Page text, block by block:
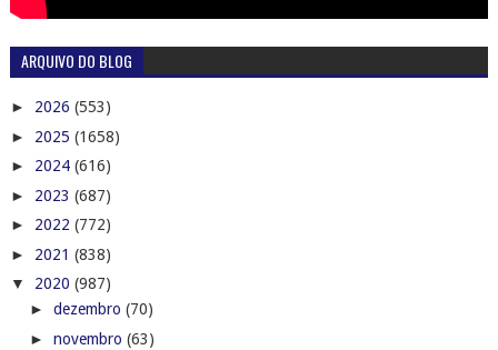
ARQUIVO DO BLOG
► 2026 (553)
► 2025 (1658)
► 2024 (616)
► 2023 (687)
► 2022 (772)
► 2021 (838)
▼ 2020 (987)
► dezembro (70)
► novembro (63)